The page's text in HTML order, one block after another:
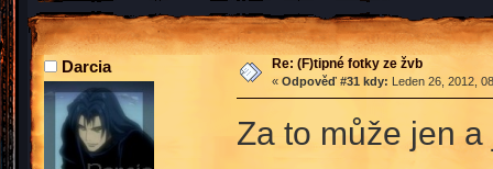
Darcia Re: (F)tipné fotky ze žvb
« Odpověď #31 kdy: Leden 26, 2012,
Za to může jen